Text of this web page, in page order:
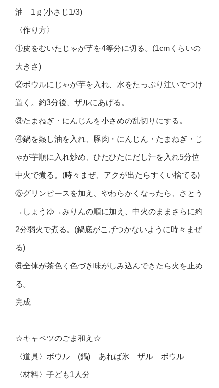
油 1ｇ(小さじ1/3)
〈作り方〉
①皮をむいたじゃが芋を4等分に切る。(1cmくらいの
大きさ)
②ボウルにじゃが芋を入れ、水をたっぷり注いでつけ
置く。約3分後、ザルにあげる。
③たまねぎ・にんじんを小さめの乱切りにする。
④鍋を熱し油を入れ、豚肉・にんじん・たまねぎ・じ
ゃが芋順に入れ炒め、ひたひたにだし汁を入れ5分位
中火で煮る。(時々まぜ、アクが出たらすくい捨てる)
⑤グリンピースを加え、やわらかくなったら、さとう
→しょうゆ→みりんの順に加え、中火のままさらに約
2分弱火で煮る。(鍋底がこげつかないように時々まぜ
る)
⑥全体が茶色く色づき味がしみ込んできたら火を止め
る。
完成
☆キャベツのごま和え☆
〈道具〉ボウル (鍋) あれば氷 ザル ボウル
〈材料〉子ども1人分